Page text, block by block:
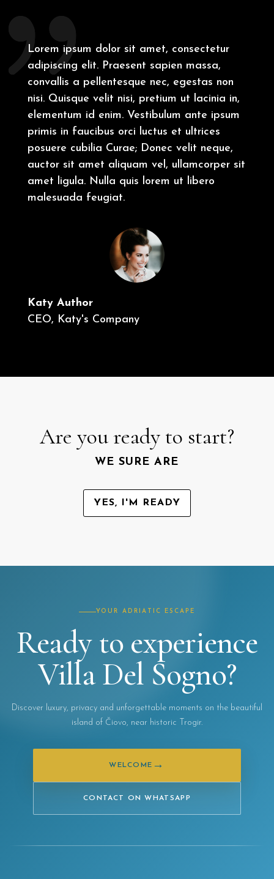
Lorem ipsum dolor sit amet, consectetur
adipiscing elit. Praesent sapien massa,
convallis a pellentesque nec, egestas non
nisi. Quisque velit nisi, pretium ut lacinia in,
elementum id enim. Vestibulum ante ipsum
primis in faucibus orci luctus et ultrices
posuere cubilia Curae; Donec velit neque,
auctor sit amet aliquam vel, ullamcorper sit
amet ligula. Nulla quis lorem ut libero
malesuada feugiat.
Katy Author
CEO, Katy's Company
Are you ready to start?
WE SURE ARE
YES, I'M READY
YOUR ADRIATIC ESCAPE
Ready to experience
Villa Del Sogno?
Discover luxury, privacy and unforgettable moments on the beautiful
island of Čiovo, near historic Trogir.
WELCOME →
CONTACT ON WHATSAPP